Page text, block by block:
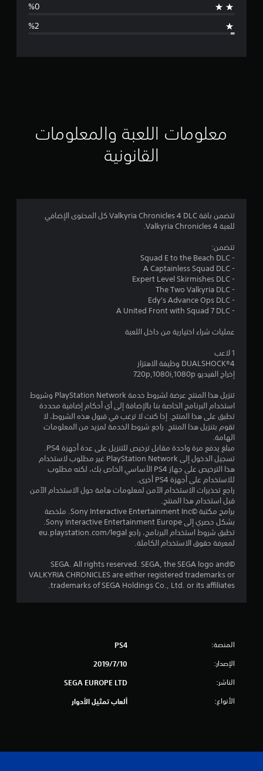
ت
ي
.
8
5
ن
ج
و
م
م
ن
إ
م
ا
ا
معلومات اللعبة والمعلومات
القانونية
تتضمن باقة Valkyria Chronicles 4 DLC كل المحتوى الإضافي
للعبة Valkyria Chronicles 4.
تتضمن:
- Squad E to the Beach DLC
- A Captainless Squad DLC
- Expert Level Skirmishes DLC
- The Two Valkyria DLC
- Edy's Advance Ops DLC
- A United Front with Squad 7 DLC
عمليات شراء اختيارية من داخل اللعبة
1 لاعب
DUALSHOCK‎®4 وظيفة الاهتزاز
إخراج الفيديو 720p,1080i,1080p
تنزيل هذا المنتج عرضة لشروط خدمة PlayStation Network وشروط
استخدام البرنامج الخاصة بنا بالإضافة إلى أي أحكام إضافية محددة
تطبق على هذا المنتج. إذا كنت لا ترغب في قبول هذه الشروط، لا
تقوم بتنزيل هذا المنتج. راجع شروط الخدمة لمزيد من المعلومات
الهامة.
مبلغ يدفع مرة واحدة مقابل ترخيص للتنزيل على عدة أجهزة PS4.
تسجيل الدخول إلى PlayStation Network غير مطلوب لاستخدام
هذا الترخيص على جهاز PS4 الأساسي الخاص بك، لكنه مطلوب
للاستخدام على أجهزة PS4 أخرى.
راجع تحذيرات الاستخدام الآمن لمعلومات هامة حول الاستخدام الآمن
قبل استخدام هذا المنتج.
برامج مكتبة ©Sony Interactive Entertainment Inc. ملخصة
بشكل حصري إلى Sony Interactive Entertainment Europe.
تطبق شروط استخدام البرنامج، راجع eu.playstation.com/legal
لمعرفة حقوق الاستخدام الكاملة.
©SEGA. All rights reserved. SEGA, the SEGA logo and
VALKYRIA CHRONICLES are either registered trademarks or
trademarks of SEGA Holdings Co., Ltd. or its affiliates.
المنصة: PS4
الإصدار: 10‏/7‏/2019
الناشر: SEGA EUROPE LTD
الأنواع: ألعاب تمثيل الأدوار